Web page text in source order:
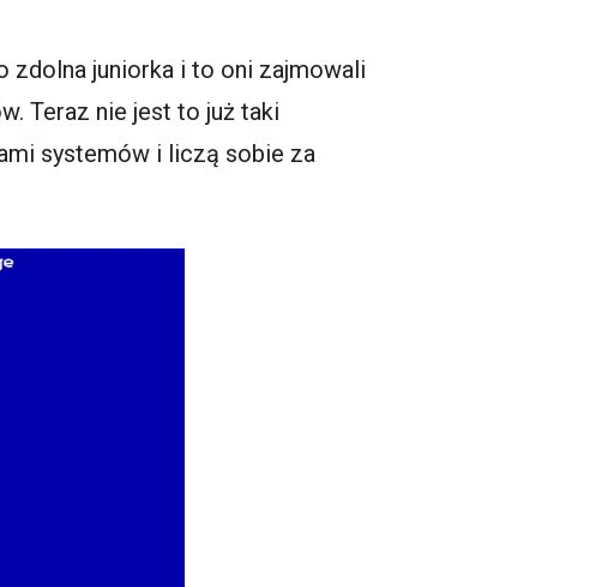
zdolna juniorka i to oni zajmowali
Teraz nie jest to już taki
systemów i liczą sobie za